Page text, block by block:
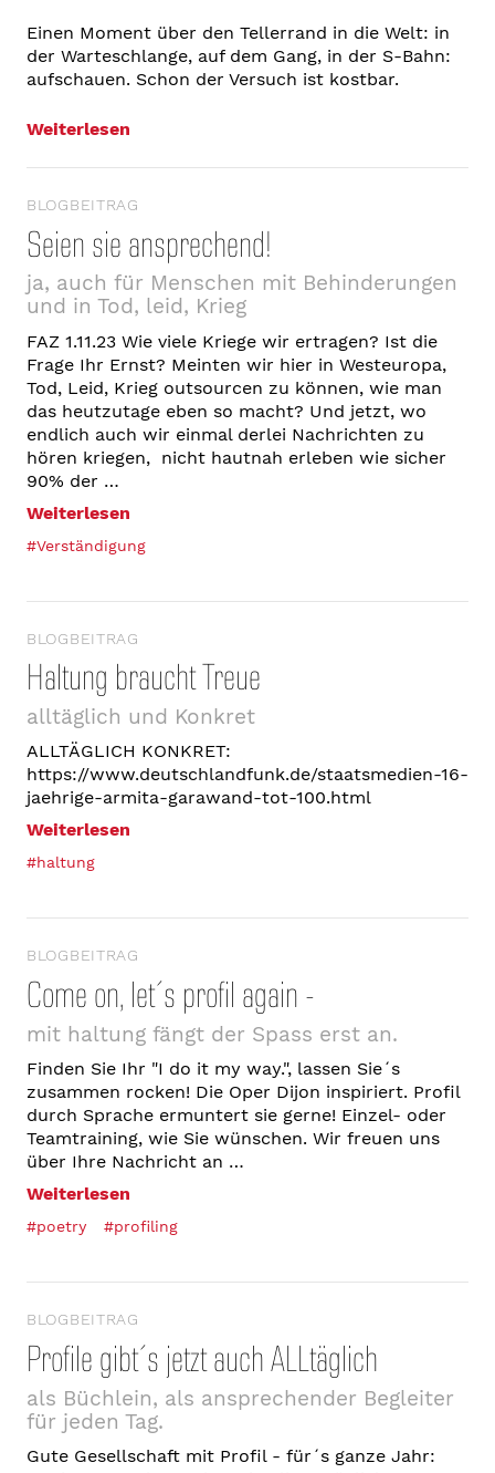
Einen Moment über den Tellerrand in die Welt: in
der Warteschlange, auf dem Gang, in der S-Bahn:
aufschauen. Schon der Versuch ist kostbar.
Weiterlesen
BLOGBEITRAG
Seien sie ansprechend!
ja, auch für Menschen mit Behinderungen
und in Tod, leid, Krieg
FAZ 1.11.23 Wie viele Kriege wir ertragen? Ist die
Frage Ihr Ernst? Meinten wir hier in Westeuropa,
Tod, Leid, Krieg outsourcen zu können, wie man
das heutzutage eben so macht? Und jetzt, wo
endlich auch wir einmal derlei Nachrichten zu
hören kriegen, nicht hautnah erleben wie sicher
90% der …
Weiterlesen
#Verständigung
BLOGBEITRAG
Haltung braucht Treue
alltäglich und Konkret
ALLTÄGLICH KONKRET:
https://www.deutschlandfunk.de/staatsmedien-16-
jaehrige-armita-garawand-tot-100.html
Weiterlesen
#haltung
BLOGBEITRAG
Come on, let´s profil again -
mit haltung fängt der Spass erst an.
Finden Sie Ihr "I do it my way.", lassen Sie´s
zusammen rocken! Die Oper Dijon inspiriert. Profil
durch Sprache ermuntert sie gerne! Einzel- oder
Teamtraining, wie Sie wünschen. Wir freuen uns
über Ihre Nachricht an …
Weiterlesen
#poetry #profiling
BLOGBEITRAG
Profile gibt´s jetzt auch ALLtäglich
als Büchlein, als ansprechender Begleiter
für jeden Tag.
Gute Gesellschaft mit Profil - für´s ganze Jahr: